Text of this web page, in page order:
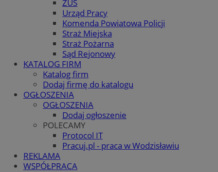
ZUS
Urząd Pracy
Komenda Powiatowa Policji
Straż Miejska
Straż Pożarna
Sąd Rejonowy
KATALOG FIRM
Katalog firm
Dodaj firmę do katalogu
OGŁOSZENIA
OGŁOSZENIA
Dodaj ogłoszenie
POLECAMY
Protocol IT
Pracuj.pl - praca w Wodzisławiu
REKLAMA
WSPÓŁPRACA